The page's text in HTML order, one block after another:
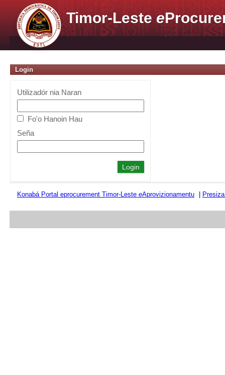
Timor-Lestee
Login
Utilizadór nia Naran
Fo'o Hanoin Hau
Seña
Konabá Portal eprocurement Timor-Leste eAprovizionamentu